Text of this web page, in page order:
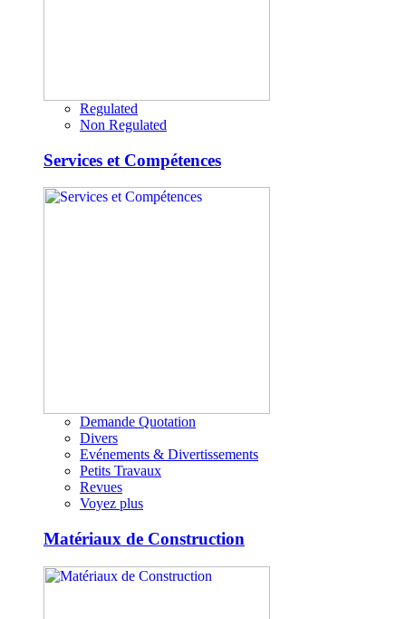
Regulated
Non Regulated
Services et Compétences
Demande Quotation
Divers
Evénements & Divertissements
Petits Travaux
Revues
Voyez plus
Matériaux de Construction